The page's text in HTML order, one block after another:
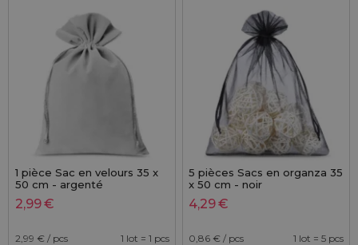
1 pièce Sac en velours 35 x
50 cm - argenté
2,99€
2,99 € / pcs 1 lot = 1 pcs
5 pièces Sacs en organza 35
x 50 cm - noir
4,29€
0,86 € / pcs 1 lot = 5 pcs